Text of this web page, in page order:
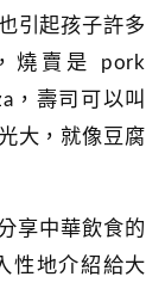
引起孩子許多
燒賣是 pork
，壽司可以叫
大，就像豆腐
享中華飲食的
性地介紹給大